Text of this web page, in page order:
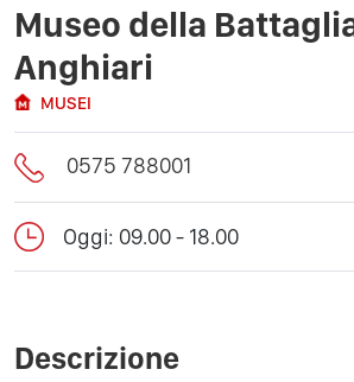
Museo della
Anghiari
MUSEI
0575 788001
Oggi: 09.00 - 18.00
Descrizione